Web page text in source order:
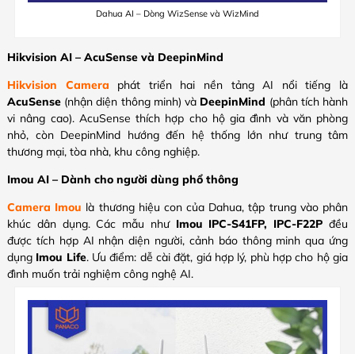
Dahua AI – Dòng WizSense và WizMind
Hikvision AI – AcuSense và DeepinMind
Hikvision Camera phát triển hai nền tảng AI nổi tiếng là
AcuSense (nhận diện thông minh) và DeepinMind (phân tích hành
vi nâng cao). AcuSense thích hợp cho hộ gia đình và văn phòng
nhỏ, còn DeepinMind hướng đến hệ thống lớn như trung tâm
thương mại, tòa nhà, khu công nghiệp.
Imou AI – Dành cho người dùng phổ thông
Camera Imou là thương hiệu con của Dahua, tập trung vào phân
khúc dân dụng. Các mẫu như Imou IPC-S41FP, IPC-F22P đều
được tích hợp AI nhận diện người, cảnh báo thông minh qua ứng
dụng Imou Life. Ưu điểm: dễ cài đặt, giá hợp lý, phù hợp cho hộ gia
đình muốn trải nghiệm công nghệ AI.